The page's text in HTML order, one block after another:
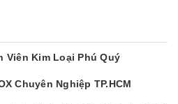
Viên Kim Loại Phú Quý
Chuyên Nghiệp TP.HCM